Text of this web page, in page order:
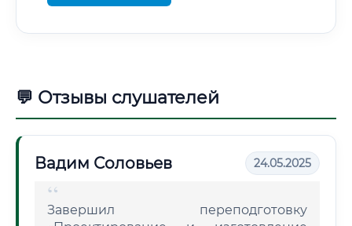
💬 Отзывы слушателей
Вадим Соловьев 24.05.2025
Завершил переподготовку